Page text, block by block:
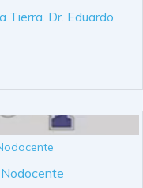
Tierra. Dr. Eduardo